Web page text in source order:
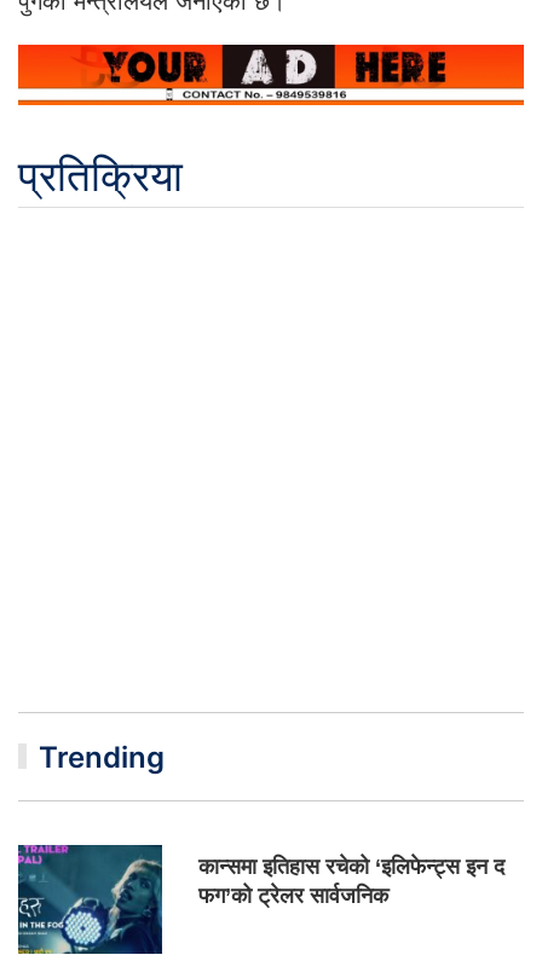
प्रतिक्रिया
Trending
कान्समा इतिहास रचेको ‘इलिफेन्ट्स इन द
फग’को ट्रेलर सार्वजनिक